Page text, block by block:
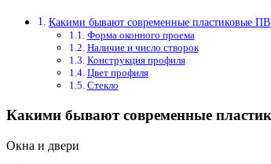
Какими бывают современные пластиковые
Форма оконного проема
Наличие и число створок
Конструкция профиля
Цвет профиля
Стекло
Какими бывают современные
Окна и двери